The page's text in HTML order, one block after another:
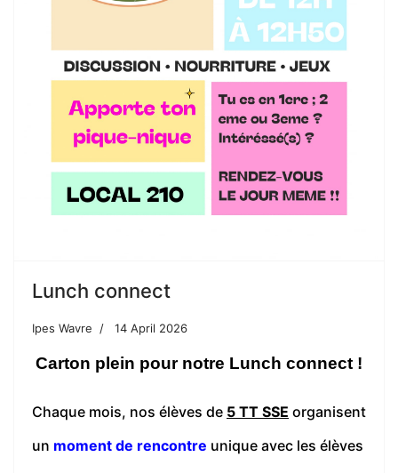
Lunch connect
Ipes Wavre 14 April 2026
Carton plein pour notre Lunch connect !
Chaque mois, nos élèves de 5 TT SSE organisent
un moment de rencontre unique avec les élèves